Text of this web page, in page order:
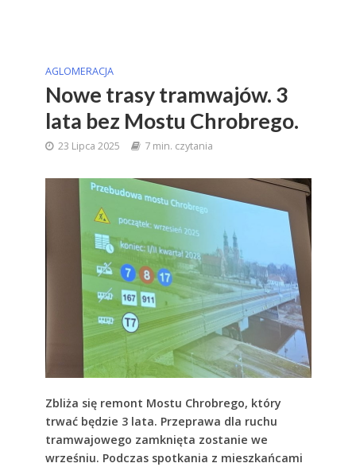
AGLOMERACJA
Nowe trasy tramwajów. 3
lata bez Mostu Chrobrego.
23 Lipca 2025 7 min. czytania
Zbliża się remont Mostu Chrobrego, który
trwać będzie 3 lata. Przeprawa dla ruchu
tramwajowego zamknięta zostanie we
wrześniu. Podczas spotkania z mieszkańcami